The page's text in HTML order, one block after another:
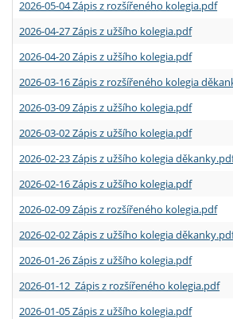
2026-05-04 Zápis z rozšířeného kolegia.pdf
2026-04-27 Zápis z užšího kolegia.pdf
2026-04-20 Zápis z užšího kolegia.pdf
2026-03-16 Zápis z rozšířeného kolegia
2026-03-09 Zápis z užšího kolegia.pdf
2026-03-02 Zápis z užšího kolegia.pdf
2026-02-23 Zápis z užšího kolegia
2026-02-16 Zápis z užšího kolegia.pdf
2026-02-09 Zápis z rozšířeného kolegia.pdf
2026-02-02 Zápis z užšího kolegia
2026-01-26 Zápis z užšího kolegia.pdf
2026-01-12 Zápis z rozšířeného kolegia.pdf
2026-01-05 Zápis z užšího kolegia.pdf